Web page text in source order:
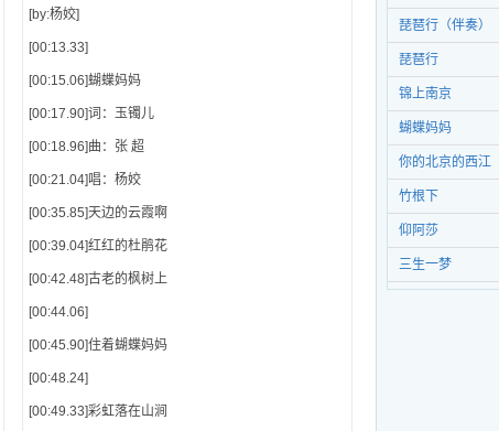
[by:杨姣]
[00:13.33]
[00:15.06]蝴蝶妈妈
[00:17.90]词：玉镯儿
[00:18.96]曲：张 超
[00:21.04]唱：杨姣
[00:35.85]天边的云霞啊
[00:39.04]红红的杜鹃花
[00:42.48]古老的枫树上
[00:44.06]
[00:45.90]住着蝴蝶妈妈
[00:48.24]
[00:49.33]彩虹落在山涧
琵琶行（伴奏）
琵琶行
锦上南京
蝴蝶妈妈
你的北京的西江
竹根下
仰阿莎
三生一梦